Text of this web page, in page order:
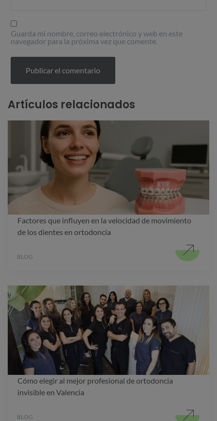
Guarda mi nombre, correo electrónico y web en este
navegador para la próxima vez que comente.
Artículos relacionados
Factores que influyen en la velocidad de movimiento
de los dientes en ortodoncia
BLOG
Cómo elegir al mejor profesional de ortodoncia
invisible en Valencia
BLOG